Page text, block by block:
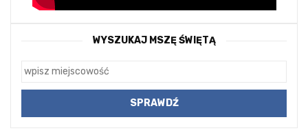
WYSZUKAJ MSZĘ ŚWIĘTĄ